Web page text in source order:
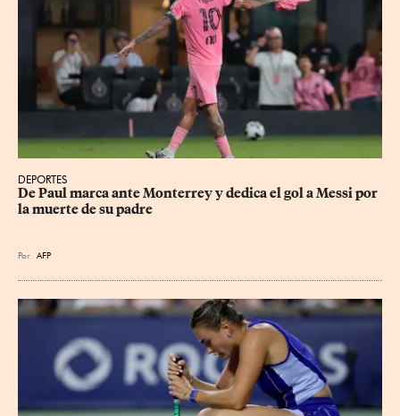
DEPORTES
De Paul marca ante Monterrey y dedica el gol a Messi por
la muerte de su padre
Por AFP